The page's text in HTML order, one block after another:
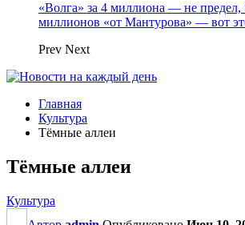
«Волга» за 4 миллиона — не предел,
миллионов «от Мантурова» — вот
Prev Next
Главная
Культура
Тёмные аллеи
Тёмные аллеи
Культура